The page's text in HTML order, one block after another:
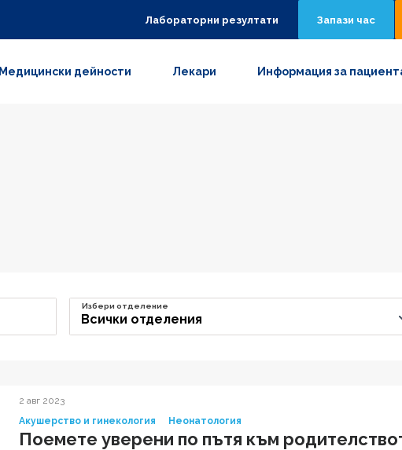
Лабораторни резултати Запази час
Медицински дейности Лекари Информация за
Всички отделения
Избери отделение
2 авг 2023
Акушерство и гинекология
Неонатология
Поемете уверени по пътя към